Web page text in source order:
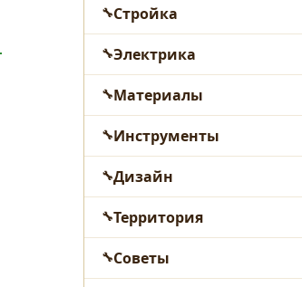
Стройка
Электрика
Материалы
Инструменты
Дизайн
Территория
Советы